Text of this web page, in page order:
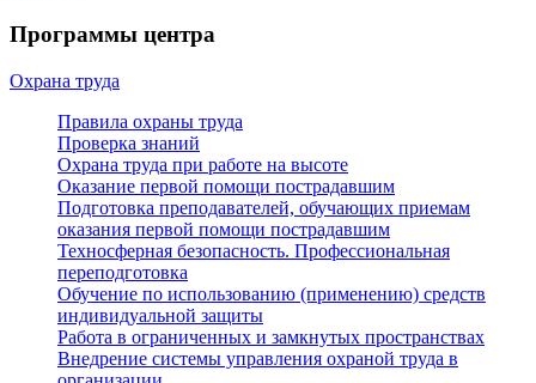
Программы центра
Охрана труда
Правила охраны труда
Проверка знаний
Охрана труда при работе на высоте
Оказание первой помощи пострадавшим
Подготовка преподавателей, обучающих приемам
оказания первой помощи пострадавшим
Техносферная безопасность. Профессиональная
переподготовка
Обучение по использованию (применению) средств
индивидуальной защиты
Работа в ограниченных и замкнутых пространствах
Внедрение системы управления охраной труда в